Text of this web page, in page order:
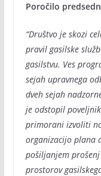
Poročilo
“Društvo je skozi
pravil gasilske
gasilstvu. Ves
sejah upravnega
dveh sejah
je odstopil
primorani izvoliti
organizacijo plana
pošiljanjem
prostorov